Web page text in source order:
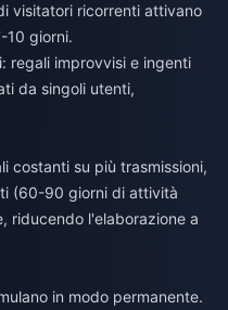
visitatori ricorrenti attivano
10 giorni.
regali improvvisi e ingenti
da singoli utenti,
costanti su più trasmissioni,
(60-90 giorni di attività
riducendo l'elaborazione a
in modo permanente.